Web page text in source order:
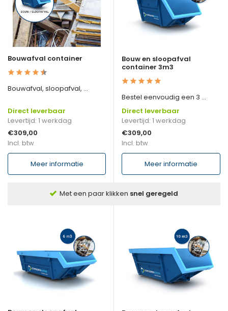
Bouwafval container
Bouwafval, sloopafval, ...
Direct leverbaar
Levertijd: 1 werkdag
€309,00
Incl. btw
Meer informatie
Bouw en sloopafval
container 3m3
Bestel eenvoudig een 3 ...
Direct leverbaar
Levertijd: 1 werkdag
€309,00
Incl. btw
Meer informatie
Met een paar klikken snel geregeld